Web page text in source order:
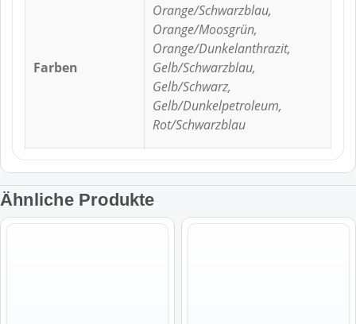
Farben
Orange/Schwarzblau,
Orange/Moosgrün,
Orange/Dunkelanthrazit,
Gelb/Schwarzblau,
Gelb/Schwarz,
Gelb/Dunkelpetroleum,
Rot/Schwarzblau
Ähnliche Produkte